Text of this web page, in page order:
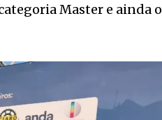
Master e ainda o